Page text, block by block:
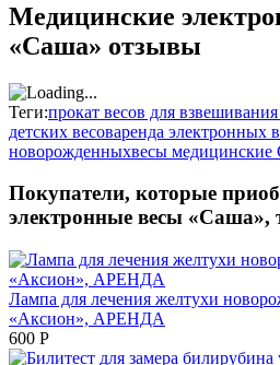
Медицинские
«Саша» отзывы
Теги:прокат весов для
детских весоваренда электронных
новорожденныхвесы медицинские
Покупатели, которые
электронные весы «Саша»,
Лампа для лечения желтухи
«Аксион», АРЕНДА
600 Р